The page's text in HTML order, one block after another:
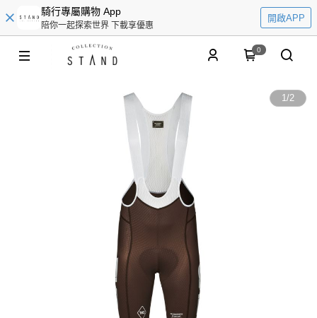
騎行專屬購物 App
陪你一起探索世界 下載享優惠
開啟APP
0
1/2